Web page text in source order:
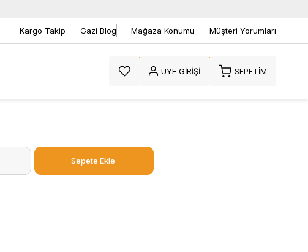
Kargo Takip Gazi Blog Mağaza Konumu Müşteri Yorumları
ÜYE GIRIŞI SEPETIM